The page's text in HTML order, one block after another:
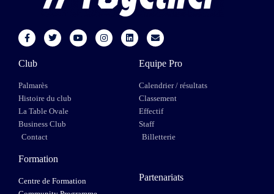
Club
Palmarès
Histoire du club
La Table Ovale
Business Club
Contact
Equipe Pro
Calendrier / résultats
Classement
Effectif
Staff
Billetterie
Formation
Centre de Formation
Partenariats